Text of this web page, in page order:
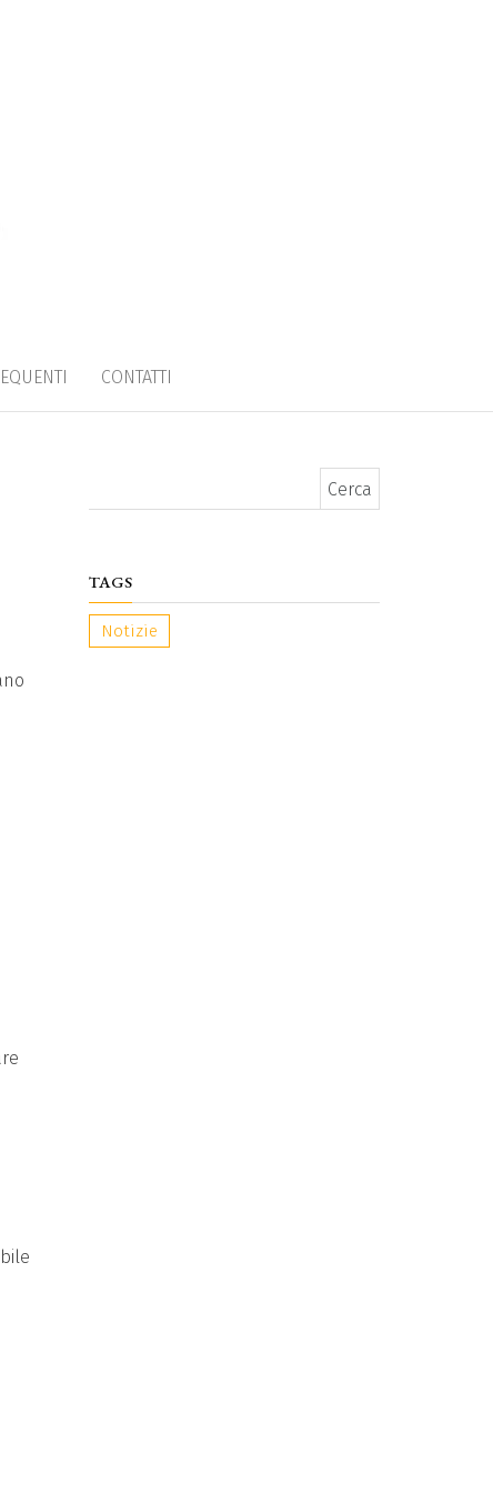
CONTATTI
TAGS
Notizie